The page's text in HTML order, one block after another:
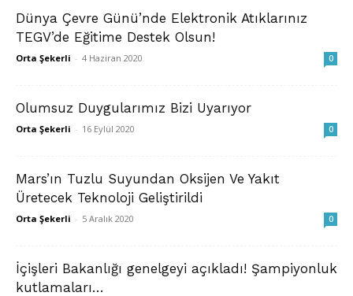
Dünya Çevre Günü’nde Elektronik Atıklarınız
TEGV’de Eğitime Destek Olsun!
Orta Şekerli - 4 Haziran 2020 0
Olumsuz Duygularımız Bizi Uyarıyor
Orta Şekerli - 16 Eylül 2020 0
Mars’ın Tuzlu Suyundan Oksijen Ve Yakıt
Üretecek Teknoloji Geliştirildi
Orta Şekerli - 5 Aralık 2020 0
İçişleri Bakanlığı genelgeyi açıkladı! Şampiyonluk
kutlamaları…